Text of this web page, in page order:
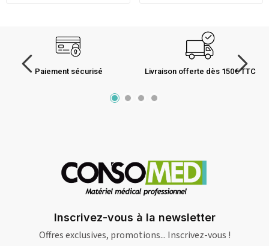
Paiement sécurisé Livraison offerte dès 150€ TTC
Inscrivez-vous à la newsletter
Offres exclusives, promotions... Inscrivez-vous !